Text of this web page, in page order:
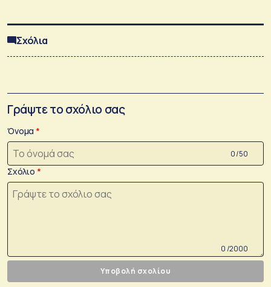
Σχόλια
Γράψτε το σχόλιο σας
Όνομα
0 /50
Σχόλιο
0 /2000
Υποβολή σχολίου